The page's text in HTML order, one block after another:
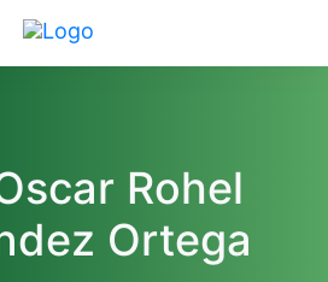
Rohel
Ortega